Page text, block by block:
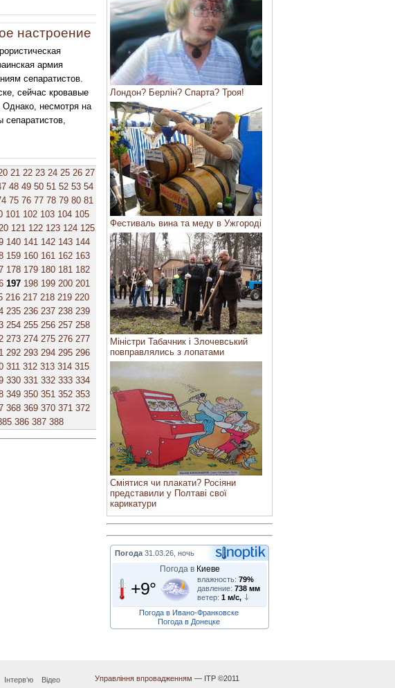
настроение
армия
сепаратистов.
сейчас кровавые
несмотря на
сепаратистов,
21 22 23 24 25 26 27
48 49 50 51 52 53 54
75 76 77 78 79 80 81
101 102 103 104 105
121 122 123 124 125
140 141 142 143 144
159 160 161 162 163
178 179 180 181 182
197 198 199 200 201
216 217 218 219 220
235 236 237 238 239
254 255 256 257 258
273 274 275 276 277
292 293 294 295 296
311 312 313 314 315
330 331 332 333 334
349 350 351 352 353
368 369 370 371 372
386 387 388
Лондон? Берлін? Спарта? Троя!
Фестиваль вина та меду в Ужгороді
Міністри Табачник і Злочевський
повправлялись з лопатами
Сміятися чи плакати? Росіяни
представили у Полтаві свої
карикатури
Погода 31.03.26, ночь
Погода в Киеве
+9° влажность: 79%
давление: 738 мм
ветер: 1 м/с,
Погода в Ивано-Франковске
Погода в Донецке
Інтерв‘ю
Відео
Управління впровадженням — ІТР ©2011